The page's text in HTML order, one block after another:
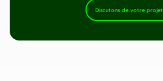
Discutons de votre projet